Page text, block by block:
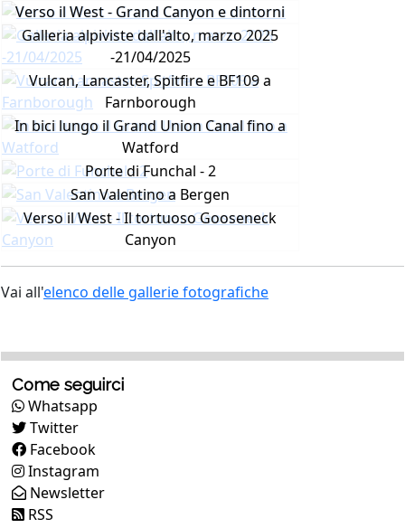
Verso il West - Grand Canyon e dintorni
Galleria alpiviste dall'alto, marzo 2025
-21/04/2025
Vulcan, Lancaster, Spitfire e BF109 a
Farnborough
In bici lungo il Grand Union Canal fino a
Watford
Porte di Funchal - 2
San Valentino a Bergen
Verso il West - Il tortuoso Gooseneck
Canyon
Vai all'elenco delle gallerie fotografiche
Come seguirci
Whatsapp
Twitter
Facebook
Instagram
Newsletter
RSS